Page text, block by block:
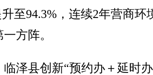
至94.3%，连续2年营商环
方阵。
县创新“预约办＋延时